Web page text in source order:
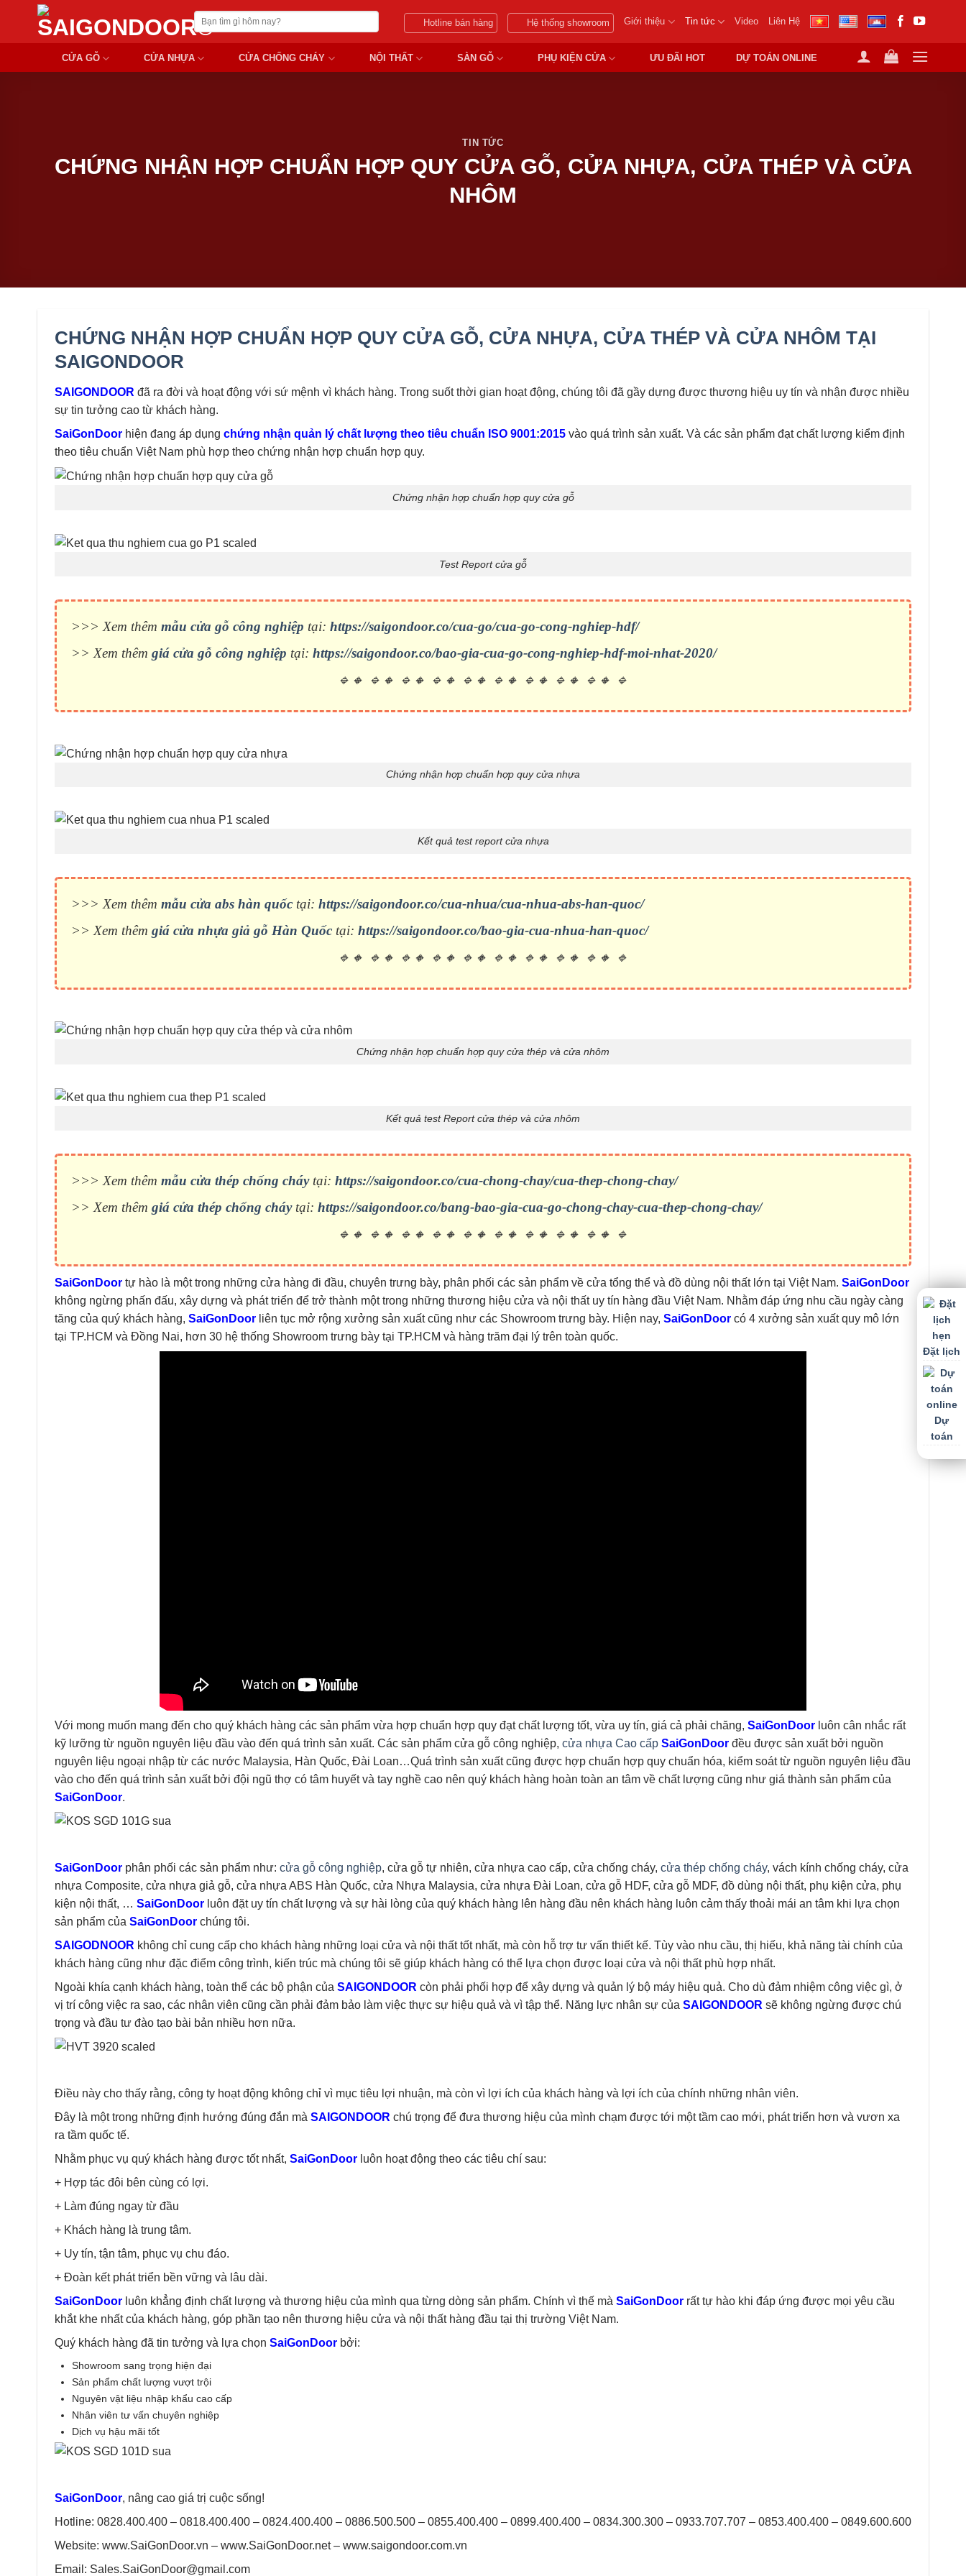
Chuyển
nội
Tìm
kiếm:
Hotline bán hàng Hệ thống showroom Giới thiệu Tin tức Video Liên Hệ
CỬA GỖ CỬA NHỰA CỬA CHỐNG CHÁY NỘI THẤT SÀN GỖ PHỤ KIỆN CỬA ƯU ĐÃI HOT DỰ TOÁN ONLINE
TIN TỨC
CHỨNG NHẬN HỢP CHUẨN HỢP QUY CỬA GỖ, CỬA NHỰA, CỬA THÉP VÀ CỬA
NHÔM
CHỨNG NHẬN HỢP CHUẨN HỢP QUY CỬA GỖ, CỬA NHỰA, CỬA THÉP VÀ CỬA NHÔM TẠI
SAIGONDOOR
SAIGONDOOR đã ra đời và hoạt động với sứ mệnh vì khách hàng. Trong suốt thời gian hoạt động, chúng tôi đã gầy dựng được thương hiệu uy tín và nhận được nhiều
sự tin tưởng cao từ khách hàng.
SaiGonDoor hiện đang áp dụng chứng nhận quản lý chất lượng theo tiêu chuẩn ISO 9001:2015 vào quá trình sản xuất. Và các sản phẩm đạt chất lượng kiểm định
theo tiêu chuẩn Việt Nam phù hợp theo chứng nhận hợp chuẩn hợp quy.
Chứng nhận hợp chuẩn hợp quy cửa gỗ
Test Report cửa gỗ
>>> Xem thêm mẫu cửa gỗ công nghiệp tại: https://saigondoor.co/cua-go/cua-go-cong-nghiep-hdf/
>> Xem thêm giá cửa gỗ công nghiệp tại: https://saigondoor.co/bao-gia-cua-go-cong-nghiep-hdf-moi-nhat-2020/
🔹🔸 🔹🔸 🔹🔸 🔹🔸 🔹🔸 🔹🔸 🔹🔸 🔹🔸 🔹🔸 🔹
Chứng nhận hợp chuẩn hợp quy cửa nhựa
Kết quả test report cửa nhựa
>>> Xem thêm mẫu cửa abs hàn quốc tại: https://saigondoor.co/cua-nhua/cua-nhua-abs-han-quoc/
>> Xem thêm giá cửa nhựa giả gỗ Hàn Quốc tại: https://saigondoor.co/bao-gia-cua-nhua-han-quoc/
🔹🔸 🔹🔸 🔹🔸 🔹🔸 🔹🔸 🔹🔸 🔹🔸 🔹🔸 🔹🔸 🔹
Chứng nhận hợp chuẩn hợp quy cửa thép và cửa nhôm
Kết quả test Report cửa thép và cửa nhôm
>>> Xem thêm mẫu cửa thép chống cháytại: https://saigondoor.co/cua-chong-chay/cua-thep-chong-chay/
>> Xem thêm giá cửa thép chống cháytại: https://saigondoor.co/bang-bao-gia-cua-go-chong-chay-cua-thep-chong-chay/
🔹🔸 🔹🔸 🔹🔸 🔹🔸 🔹🔸 🔹🔸 🔹🔸 🔹🔸 🔹🔸 🔹
SaiGonDoor tự hào là một trong những cửa hàng đi đầu, chuyên trưng bày, phân phối các sản phẩm về cửa tổng thể và đồ dùng nội thất lớn tại Việt Nam. SaiGonDoor
không ngừng phấn đấu, xây dựng và phát triển để trở thành một trong những thương hiệu cửa và nội thất uy tín hàng đầu Việt Nam. Nhằm đáp ứng nhu cầu ngày càng
tăng của quý khách hàng, SaiGonDoor liên tục mở rộng xưởng sản xuất cũng như các Showroom trưng bày. Hiện nay, SaiGonDoor có 4 xưởng sản xuất quy mô lớn
tại TP.HCM và Đồng Nai, hơn 30 hệ thống Showroom trưng bày tại TP.HCM và hàng trăm đại lý trên toàn quốc.
Với mong muốn mang đến cho quý khách hàng các sản phẩm vừa hợp chuẩn hợp quy đạt chất lượng tốt, vừa uy tín, giá cả phải chăng, SaiGonDoor luôn cân nhắc rất
kỹ lưỡng từ nguồn nguyên liệu đầu vào đến quá trình sản xuất. Các sản phẩm cửa gỗ công nghiệp, cửa nhựa Cao cấp SaiGonDoor đều được sản xuất bởi nguồn
nguyên liệu ngoại nhập từ các nước Malaysia, Hàn Quốc, Đài Loan…Quá trình sản xuất cũng được hợp chuẩn hợp quy chuẩn hóa, kiểm soát từ nguồn nguyên liệu đầu
vào cho đến quá trình sản xuất bởi đội ngũ thợ có tâm huyết và tay nghề cao nên quý khách hàng hoàn toàn an tâm về chất lượng cũng như giá thành sản phẩm của
SaiGonDoor.
SaiGonDoor phân phối các sản phẩm như: cửa gỗ công nghiệp, cửa gỗ tự nhiên, cửa nhựa cao cấp, cửa chống cháy, cửa thép chống cháy, vách kính chống cháy, cửa
nhựa Composite, cửa nhựa giả gỗ, cửa nhựa ABS Hàn Quốc, cửa Nhựa Malaysia, cửa nhựa Đài Loan, cửa gỗ HDF, cửa gỗ MDF, đồ dùng nội thất, phụ kiện cửa, phụ
kiện nội thất, … SaiGonDoor luôn đặt uy tín chất lượng và sự hài lòng của quý khách hàng lên hàng đầu nên khách hàng luôn cảm thấy thoải mái an tâm khi lựa chọn
sản phẩm của SaiGonDoor chúng tôi.
SAIGODNOOR không chỉ cung cấp cho khách hàng những loại cửa và nội thất tốt nhất, mà còn hỗ trợ tư vấn thiết kế. Tùy vào nhu cầu, thị hiếu, khả năng tài chính của
khách hàng cũng như đặc điểm công trình, kiến trúc mà chúng tôi sẽ giúp khách hàng có thể lựa chọn được loại cửa và nội thất phù hợp nhất.
Ngoài khía cạnh khách hàng, toàn thể các bộ phận của SAIGONDOOR còn phải phối hợp để xây dựng và quản lý bộ máy hiệu quả. Cho dù đảm nhiệm công việc gì, ở
vị trí công việc ra sao, các nhân viên cũng cần phải đảm bảo làm việc thực sự hiệu quả và vì tập thể. Năng lực nhân sự của SAIGONDOOR sẽ không ngừng được chú
trọng và đầu tư đào tạo bài bản nhiều hơn nữa.
Điều này cho thấy rằng, công ty hoạt động không chỉ vì mục tiêu lợi nhuận, mà còn vì lợi ích của khách hàng và lợi ích của chính những nhân viên.
Đây là một trong những định hướng đúng đắn mà SAIGONDOOR chú trọng để đưa thương hiệu của mình chạm được tới một tầm cao mới, phát triển hơn và vươn xa
ra tầm quốc tế.
Nhằm phục vụ quý khách hàng được tốt nhất, SaiGonDoor luôn hoạt động theo các tiêu chí sau:
+ Hợp tác đôi bên cùng có lợi.
+ Làm đúng ngay từ đầu
+ Khách hàng là trung tâm.
+ Uy tín, tận tâm, phục vụ chu đáo.
+ Đoàn kết phát triển bền vững và lâu dài.
SaiGonDoor luôn khẳng định chất lượng và thương hiệu của mình qua từng dòng sản phẩm. Chính vì thế mà SaiGonDoor rất tự hào khi đáp ứng được mọi yêu cầu
khắt khe nhất của khách hàng, góp phần tạo nên thương hiệu cửa và nội thất hàng đầu tại thị trường Việt Nam.
Quý khách hàng đã tin tưởng và lựa chọn SaiGonDoor bởi:
Showroom sang trọng hiện đại
Sản phẩm chất lượng vượt trội
Nguyên vật liệu nhập khẩu cao cấp
Nhân viên tư vấn chuyên nghiệp
Dịch vụ hậu mãi tốt
SaiGonDoor, nâng cao giá trị cuộc sống!
Hotline: 0828.400.400 – 0818.400.400 – 0824.400.400 – 0886.500.500 – 0855.400.400 – 0899.400.400 – 0834.300.300 – 0933.707.707 – 0853.400.400 – 0849.600.600
Website: www.SaiGonDoor.vn – www.SaiGonDoor.net – www.saigondoor.com.vn
Email: Sales.SaiGonDoor@gmail.com
Đặt lịch
Dự
toán